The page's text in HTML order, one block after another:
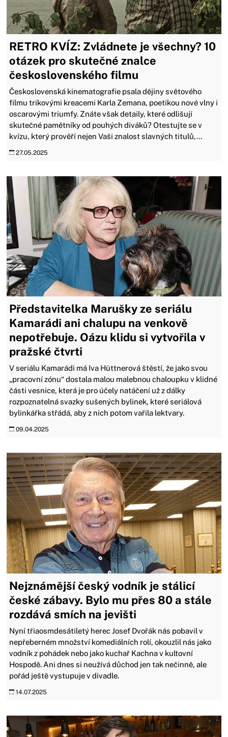
RETRO KVÍZ: Zvládnete je všechny? 10
otázek pro skutečné znalce
československého filmu
Československá kinematografie psala dějiny světového
filmu trikovými kreacemi Karla Zemana, poetikou nové vlny i
oscarovými triumfy. Znáte však detaily, které odlišují
skutečné pamětníky od pouhých diváků? Otestujte se v
kvízu, který prověří nejen Vaši znalost slavných titulů,...
27.05.2025
Představitelka Marušky ze seriálu
Kamarádi ani chalupu na venkově
nepotřebuje. Oázu klidu si vytvořila v
pražské čtvrti
V seriálu Kamarádi má Iva Hüttnerová štěstí, že jako svou
„pracovní zónu“ dostala malou malebnou chaloupku v klidné
části vesnice, která je pro účely natáčení už z dálky
rozpoznatelná svazky sušených bylinek, které seriálová
bylinkářka střádá, aby z nich potom vařila lektvary.
09.04.2025
Nejznámější český vodník je stálicí
české zábavy. Bylo mu přes 80 a stále
rozdává smích na jevišti
Nyní třiaosmdesátiletý herec Josef Dvořák nás pobavil v
nepřeberném množství komediálních rolí, okouzlil nás jako
vodník z pohádek nebo jako kuchař Kachna v kultovní
Hospodě. Ani dnes si neužívá důchod jen tak nečinně, ale
pořád ještě vystupuje v divadle.
14.07.2025